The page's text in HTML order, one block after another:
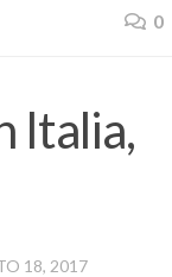
0
Italia,
18, 2017